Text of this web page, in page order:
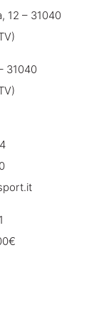
12 – 31040
31040